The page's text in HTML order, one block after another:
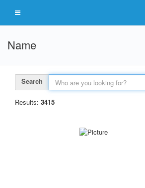
Name
Search
Results: 3415